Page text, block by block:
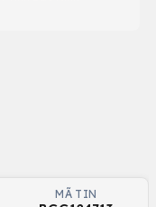
MÃ TIN